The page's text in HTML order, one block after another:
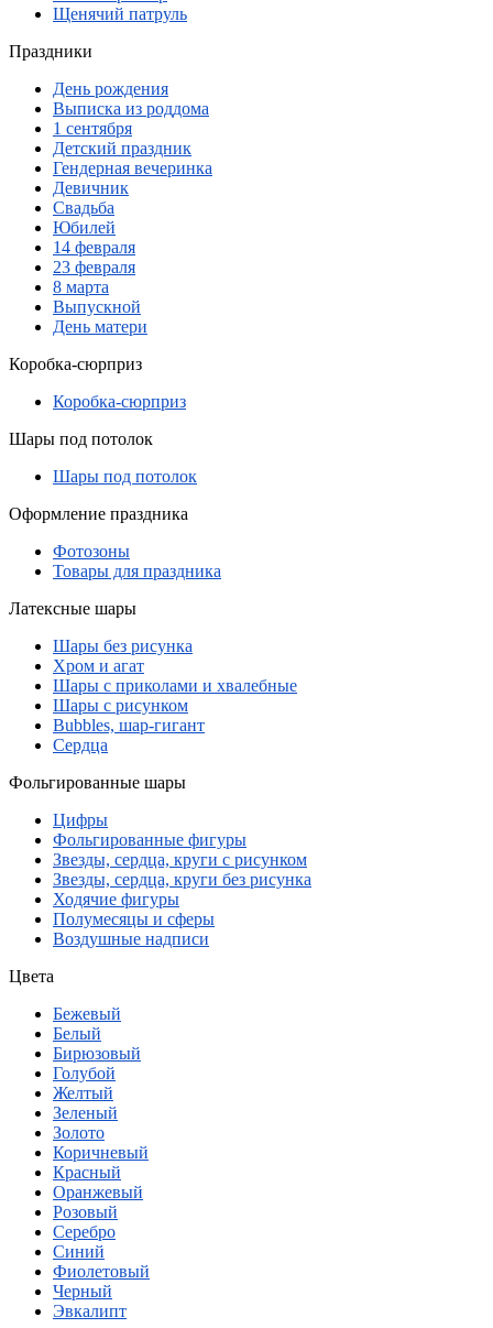
Щенячий патруль
Праздники
День рождения
Выписка из роддома
1 сентября
Детский праздник
Гендерная вечеринка
Девичник
Свадьба
Юбилей
14 февраля
23 февраля
8 марта
Выпускной
День матери
Коробка-сюрприз
Коробка-сюрприз
Шары под потолок
Шары под потолок
Оформление праздника
Фотозоны
Товары для праздника
Латексные шары
Шары без рисунка
Хром и агат
Шары с приколами и хвалебные
Шары с рисунком
Bubbles, шар-гигант
Сердца
Фольгированные шары
Цифры
Фольгированные фигуры
Звезды, сердца, круги с рисунком
Звезды, сердца, круги без рисунка
Ходячие фигуры
Полумесяцы и сферы
Воздушные надписи
Цвета
Бежевый
Белый
Бирюзовый
Голубой
Желтый
Зеленый
Золото
Коричневый
Красный
Оранжевый
Розовый
Серебро
Синий
Фиолетовый
Черный
Эвкалипт